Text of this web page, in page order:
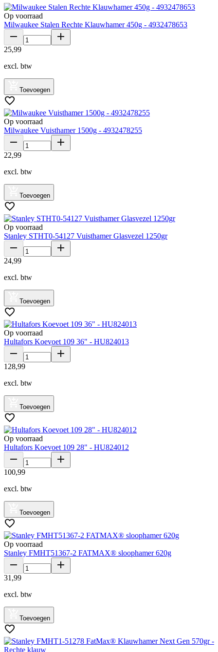
Op voorraad
Milwaukee Stalen Rechte Klauwhamer 450g - 4932478653
25,99
excl. btw
Toevoegen
Op voorraad
Milwaukee Vuisthamer 1500g - 4932478255
22,99
excl. btw
Toevoegen
Op voorraad
Stanley STHT0-54127 Vuisthamer Glasvezel 1250gr
24,99
excl. btw
Toevoegen
Op voorraad
Hultafors Koevoet 109 36" - HU824013
128,99
excl. btw
Toevoegen
Op voorraad
Hultafors Koevoet 109 28" - HU824012
100,99
excl. btw
Toevoegen
Op voorraad
Stanley FMHT51367-2 FATMAX® sloophamer 620g
31 ,99
excl. btw
Toevoegen